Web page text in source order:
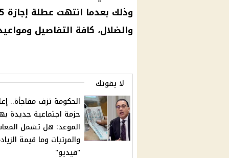
والضلال، كافة التفاصيل
لا يفوتك
الحكومة تزف مفاجأة..
حزمة اجتماعية جديدة
الموعد: هل تشمل
والمرتبات وما قيمة
"فيديو"